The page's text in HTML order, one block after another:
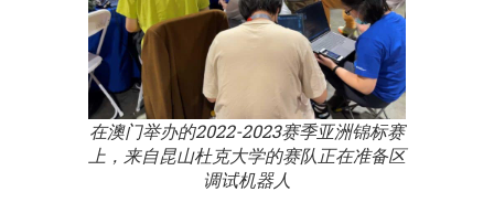
在澳门举办的2022-2023赛季亚洲锦标赛
上，来自昆山杜克大学的赛队正在准备区
调试机器人